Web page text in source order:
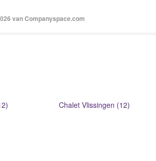
van Companyspace.com
Chalet Vlissingen (12)